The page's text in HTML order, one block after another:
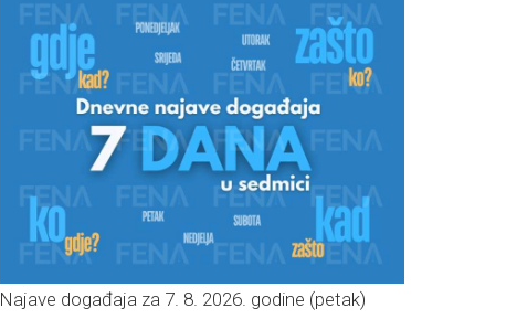
Najave događaja za 7. 8. 2026. godine (petak)